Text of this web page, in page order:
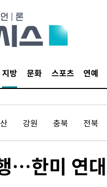
지방 문화 스포츠 연예
강원 충북 전북
…한미 연